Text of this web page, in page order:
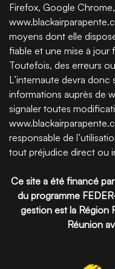
Firefox, Google
moyens dont elle
fiable et une mise à jour
Toutefois, des erreurs
L’internaute devra donc
informations auprès de
signaler toutes
responsable de
tout préjudice direct ou
Ce site a été financé
du programme
gestion est la Région
Réunion